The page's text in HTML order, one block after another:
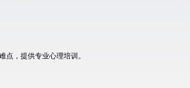
，提供专业心理培训。